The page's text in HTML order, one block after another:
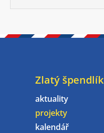
Zlatý špendlík
aktuality
projekty
kalendář